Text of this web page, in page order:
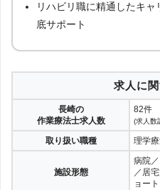
リハビリ職に精通したキ
底サポート
求人に
長崎の
作業療法士求人数
82件
(求人数
取り扱い職種 理学
施設形態
病院
／居
ョー